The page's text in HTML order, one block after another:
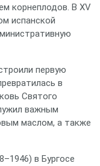
корнеплодов. В XV
испанской
первую
в
Святого
важным
маслом, а также
в Бургосе